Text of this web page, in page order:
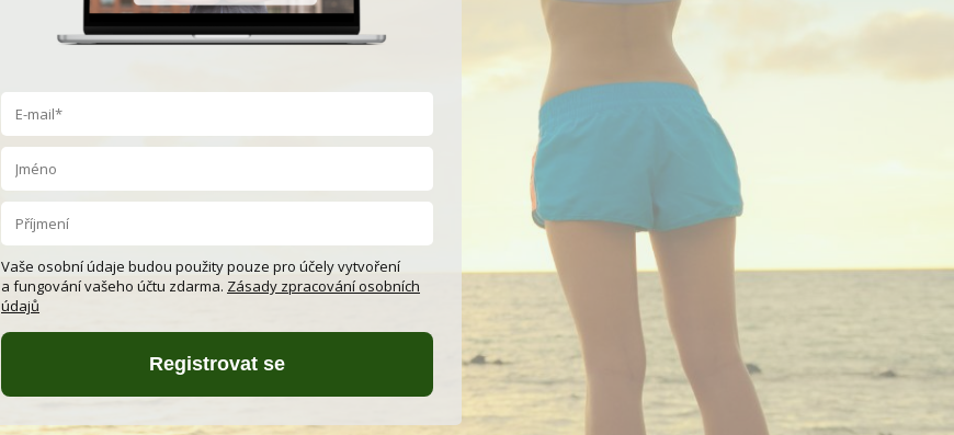
Vaše osobní údaje budou použity pouze pro účely vytvoření
a fungování vašeho účtu zdarma. Zásady zpracování osobních
údajů
Registrovat se